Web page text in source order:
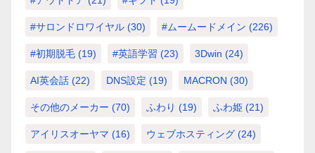
#サロンドロワイヤル (30) #ムームードメイン (226)
#初期脱毛 (19) #英語学習 (23) 3Dwin (24)
AI英会話 (22) DNS設定 (19) MACRON (30)
その他のメーカー (70) ふわり (19) ふわ姫 (21)
アイリスオーヤマ (16) ウェブホスティング (24)